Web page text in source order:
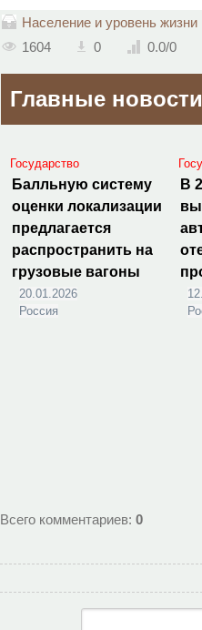
Население и уровень жизни
1604
0 0.0/0
Главные новости
Государство
Балльную систему
оценки локализации
предлагается
распространить на
грузовые вагоны
20.01.2026
Россия
В
Всего комментариев: 0